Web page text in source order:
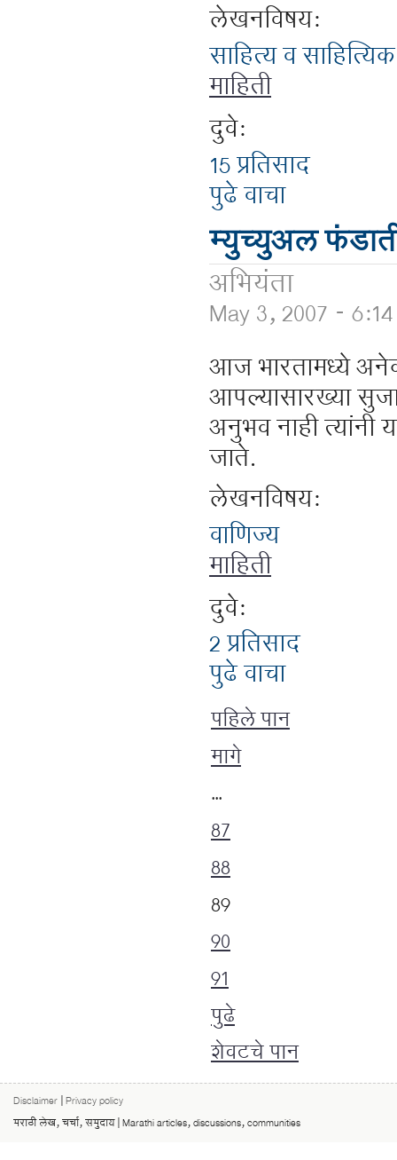
लेखनविषय:
साहित्य व साहित्यिक
माहिती
दुवे:
15 प्रतिसाद
पुढे वाचा
म्युच्युअल
अभियंता
May 3, 2007 -
आज भारतामध्ये
आपल्यासारख्या
अनुभव नाही
जाते.
लेखनविषय:
वाणिज्य
माहिती
दुवे:
2 प्रतिसाद
पुढे वाचा
पहिले पान
मागे
…
87
88
89
90
91
पुढे
शेवटचे पान
Disclaimer Privacy policy
मराठी लेख, चर्चा, समुदाय | Marathi articles, discussions, communities